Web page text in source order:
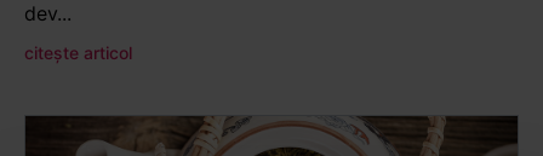
dev...
citește articol